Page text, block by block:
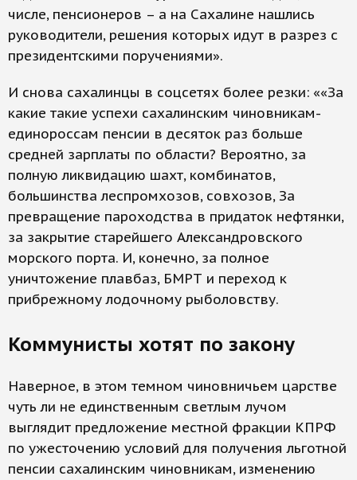
числе, пенсионеров – а на Сахалине нашлись
руководители, решения которых идут в разрез с
президентскими поручениями».
И снова сахалинцы в соцсетях более резки: ««За
какие такие успехи сахалинским чиновникам-
единороссам пенсии в десяток раз больше
средней зарплаты по области? Вероятно, за
полную ликвидацию шахт, комбинатов,
большинства леспромхозов, совхозов, За
превращение пароходства в придаток нефтянки,
за закрытие старейшего Александровского
морского порта. И, конечно, за полное
уничтожение плавбаз, БМРТ и переход к
прибрежному лодочному рыболовству.
Коммунисты хотят по закону
Наверное, в этом темном чиновничьем царстве
чуть ли не единственным светлым лучом
выглядит предложение местной фракции КПРФ
по ужесточению условий для получения льготной
пенсии сахалинским чиновникам, изменению